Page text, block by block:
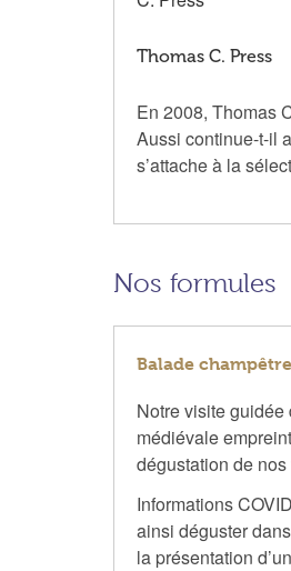
Thomas C. Press
En 2008, Thomas
Aussi continue-t-il
s’attache à la
Nos formules
Balade
Notre visite guidée
médiévale
dégustation de nos
Informations
ainsi déguster
la présentation